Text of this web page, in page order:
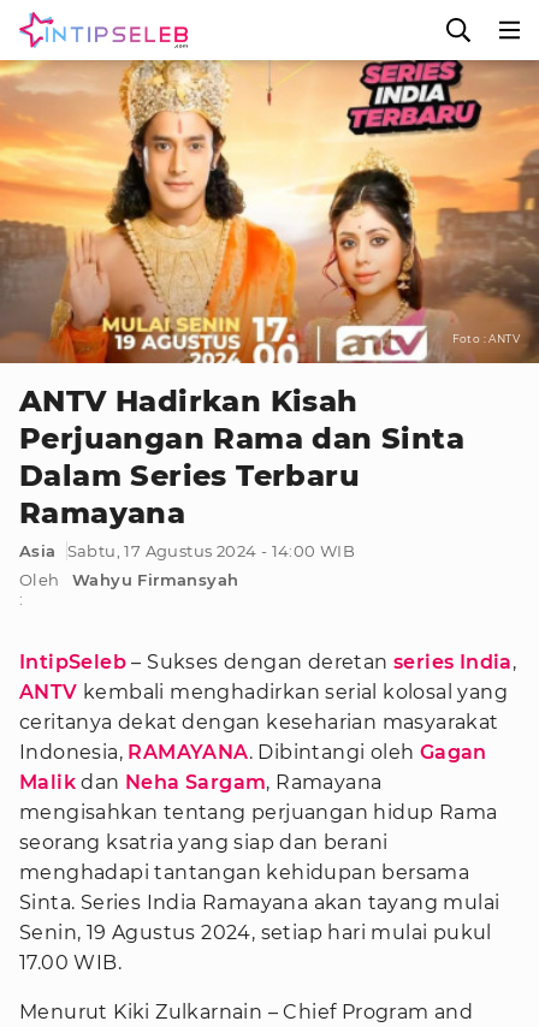
Foto : ANTV
ANTV Hadirkan Kisah
Perjuangan Rama dan Sinta
Dalam Series Terbaru
Ramayana
Asia
Sabtu, 17 Agustus 2024 - 14:00 WIB
Oleh
:
Wahyu Firmansyah
IntipSeleb – Sukses dengan deretan series India,
ANTV kembali menghadirkan serial kolosal yang
ceritanya dekat dengan keseharian masyarakat
Indonesia, RAMAYANA. Dibintangi oleh Gagan
Malik dan Neha Sargam, Ramayana
mengisahkan tentang perjuangan hidup Rama
seorang ksatria yang siap dan berani
menghadapi tantangan kehidupan bersama
Sinta. Series India Ramayana akan tayang mulai
Senin, 19 Agustus 2024, setiap hari mulai pukul
17.00 WIB.
Menurut Kiki Zulkarnain – Chief Program and